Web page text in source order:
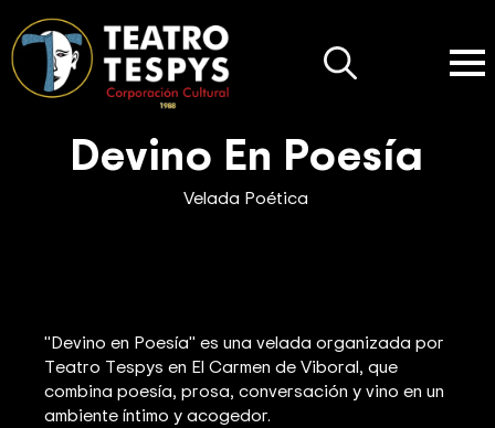
Devino En Poesía
Velada Poética
"Devino en Poesía" es una velada organizada por
Teatro Tespys en El Carmen de Viboral, que
combina poesía, prosa, conversación y vino en un
ambiente íntimo y acogedor.